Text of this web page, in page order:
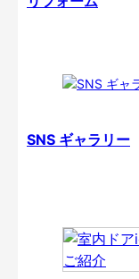
SNS ギャラリー